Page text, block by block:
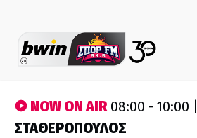
NOW ON AIR08:00 - 10:00 |
ΣΤΑΘΕΡΟΠΟΥΛΟΣ